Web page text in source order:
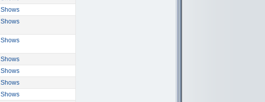
Shows
Shows
Shows
Shows
Shows
Shows
Shows